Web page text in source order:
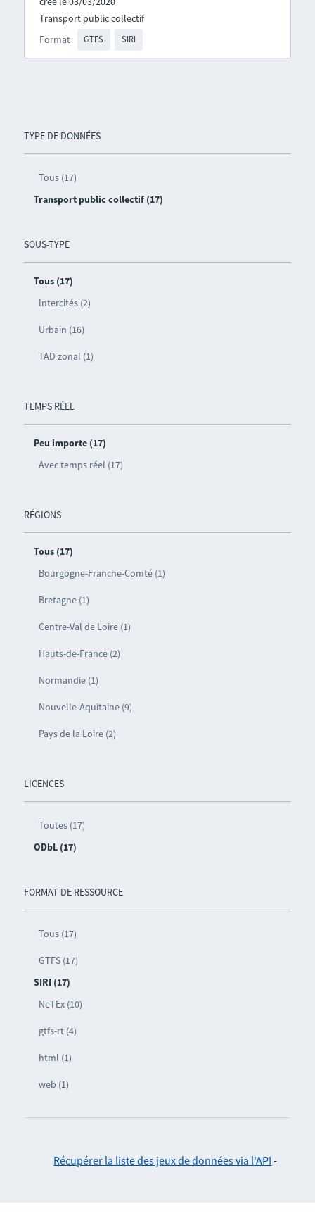
TYPE DE DONNÉES
Tous (17)
Transport public collectif (17)
SOUS-TYPE
Tous (17)
Intercités (2)
Urbain (16)
TAD zonal (1)
TEMPS RÉEL
Peu importe (17)
Avec temps réel (17)
RÉGIONS
Tous (17)
Bourgogne-Franche-Comté (1)
Bretagne (1)
Centre-Val de Loire (1)
Hauts-de-France (2)
Normandie (1)
Nouvelle-Aquitaine (9)
Pays de la Loire (2)
LICENCES
Toutes (17)
ODbL (17)
FORMAT DE RESSOURCE
Tous (17)
GTFS (17)
SIRI (17)
NeTEx (10)
gtfs-rt (4)
html (1)
web (1)
Format GTFS SIRI
Transport public collectif
Récupérer la liste des jeux de données via l'API -